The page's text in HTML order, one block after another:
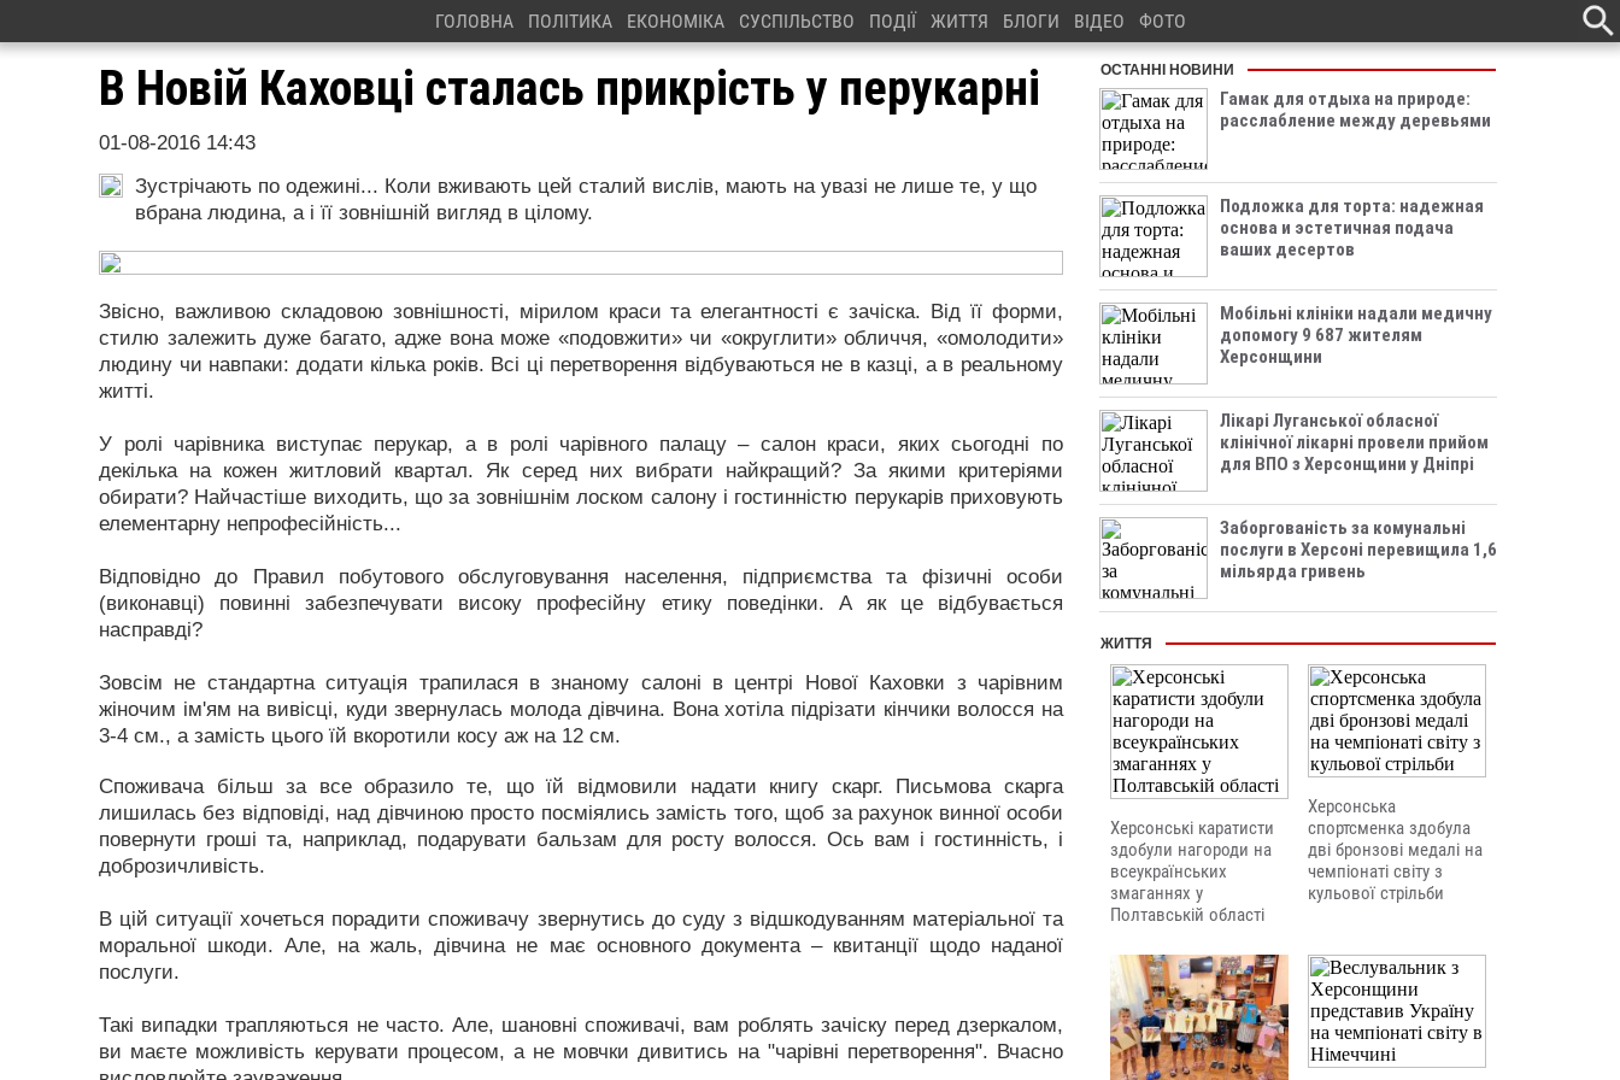
ГОЛОВНА ПОЛІТИКА ЕКОНОМІКА СУСПІЛЬСТВО ПОДІЇ ЖИТТЯ БЛОГИ ВІДЕО ФОТО
В Новій Каховці сталась прикрість у перукарні
01-08-2016 14:43
Зустрічають по одежині... Коли вживають цей сталий вислів, мають на увазі не лише те, у що
вбрана людина, а і її зовнішній вигляд в цілому.
Звісно, важливою складовою зовнішності, мірилом краси та елегантності є зачіска. Від її форми,
стилю залежить дуже багато, адже вона може «подовжити» чи «округлити» обличчя, «омолодити»
людину чи навпаки: додати кілька років. Всі ці перетворення відбуваються не в казці, а в реальному
житті.
У ролі чарівника виступає перукар, а в ролі чарівного палацу – салон краси, яких сьогодні по
декілька на кожен житловий квартал. Як серед них вибрати найкращий? За якими критеріями
обирати? Найчастіше виходить, що за зовнішнім лоском салону і гостинністю перукарів приховують
елементарну непрофесійність...
Відповідно до Правил побутового обслуговування населення, підприємства та фізичні особи
(виконавці) повинні забезпечувати високу професійну етику поведінки. А як це відбувається
насправді?
Зовсім не стандартна ситуація трапилася в знаному салоні в центрі Нової Каховки з чарівним
жіночим ім'ям на вивісці, куди звернулась молода дівчина. Вона хотіла підрізати кінчики волосся на
3-4 см., а замість цього їй вкоротили косу аж на 12 см.
Споживача більш за все образило те, що їй відмовили надати книгу скарг. Письмова скарга
лишилась без відповіді, над дівчиною просто посміялись замість того, щоб за рахунок винної особи
повернути гроші та, наприклад, подарувати бальзам для росту волосся. Ось вам і гостинність, і
доброзичливість.
В цій ситуації хочеться порадити споживачу звернутись до суду з відшкодуванням матеріальної та
моральної шкоди. Але, на жаль, дівчина не має основного документа – квитанції щодо наданої
послуги.
Такі випадки трапляються не часто. Але, шановні споживачі, вам роблять зачіску перед дзеркалом,
ви маєте можливість керувати процесом, а не мовчки дивитись на "чарівні перетворення". Вчасно
ОСТАННІ НОВИНИ
Гамак для отдыха на природе:
расслабление между деревьями
Подложка для торта: надежная
основа и эстетичная подача
ваших десертов
Мобільні клініки надали медичну
допомогу 9 687 жителям
Херсонщини
Лікарі Луганської обласної
клінічної лікарні провели прийом
для ВПО з Херсонщини у Дніпрі
Заборгованість за комунальні
послуги в Херсоні перевищила 1,6
мільярда гривень
ЖИТТЯ
Херсонські каратисти
здобули нагороди на
всеукраїнських
змаганнях у
Полтавській області
Херсонська
спортсменка здобула
дві бронзові медалі на
чемпіонаті світу з
кульової стрільби